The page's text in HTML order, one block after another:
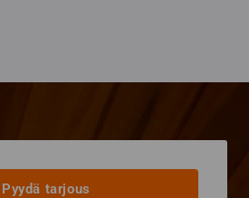
Pyydä tarjous